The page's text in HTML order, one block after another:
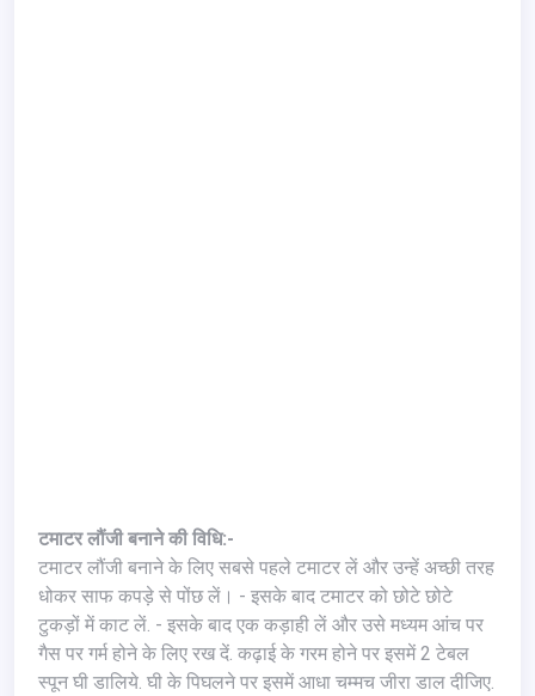
टमाटर लौंजी बनाने की विधि:-
टमाटर लौंजी बनाने के लिए सबसे पहले टमाटर लें और उन्हें अच्छी तरह
धोकर साफ कपड़े से पोंछ लें। - इसके बाद टमाटर को छोटे छोटे
टुकड़ों में काट लें. - इसके बाद एक कड़ाही लें और उसे मध्यम आंच पर
गैस पर गर्म होने के लिए रख दें. कढ़ाई के गरम होने पर इसमें 2 टेबल
स्पून घी डालिये. घी के पिघलने पर इसमें आधा चम्मच जीरा डाल दीजिए.